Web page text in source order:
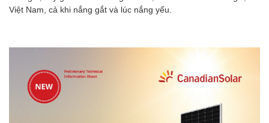
Việt Nam, cả khi nắng gắt và lúc nắng yếu.